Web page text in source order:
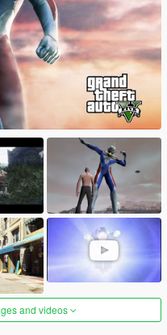
and videos